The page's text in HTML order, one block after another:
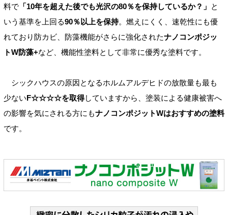
料で 「10年を超えた後でも光沢の80％を保持しているか？」 と
いう基準を上回る90％以上を保持。燃えにくく、速乾性にも優
れており防カビ、防藻機能がさらに強化されたナノコンポジッ
トW防藻+など、機能性塗料として非常に優秀な塗料です。
シックハウスの原因となるホルムアルデヒドの放散量も最も
少ないF☆☆☆☆を取得していますから、塗装による健康被害へ
の影響を気にされる方にもナノコンポジットWはおすすめの塗料
です。